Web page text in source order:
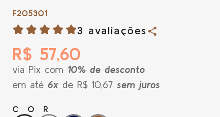
F205301
3 avaliações
R$ 57,60
via Pix com 10% de desconto
em até 6x de R$ 10,67 sem juros
COR